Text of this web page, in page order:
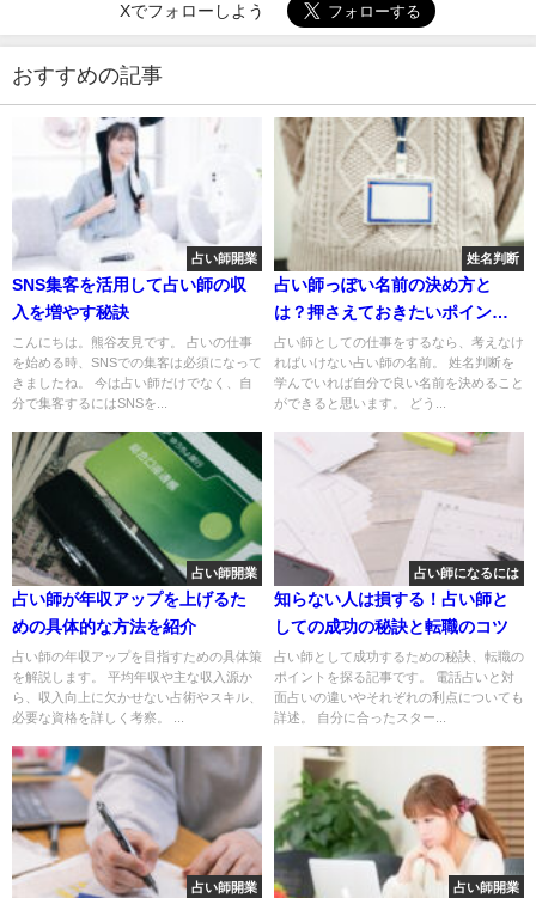
Xでフォローしよう
おすすめの記事
占い師開業
SNS集客を活用して占い師の収
入を増やす秘訣
こんにちは。熊谷友見です。 占いの仕事
を始める時、SNSでの集客は必須になって
きましたね。 今は占い師だけでなく、自
分で集客するにはSNSを...
姓名判断
占い師っぽい名前の決め方と
は？押さえておきたいポイント
を解説
占い師としての仕事をするなら、考えなけ
ればいけない占い師の名前。 姓名判断を
学んでいれば自分で良い名前を決めること
ができると思います。 どう...
占い師開業
占い師が年収アップを上げるた
めの具体的な方法を紹介
占い師の年収アップを目指すための具体策
を解説します。 平均年収や主な収入源か
ら、収入向上に欠かせない占術やスキル、
必要な資格を詳しく考察。 ...
占い師になるには
知らない人は損する！占い師と
しての成功の秘訣と転職のコツ
占い師として成功するための秘訣、転職の
ポイントを探る記事です。 電話占いと対
面占いの違いやそれぞれの利点についても
詳述。 自分に合ったスター...
占い師開業 占い師開業